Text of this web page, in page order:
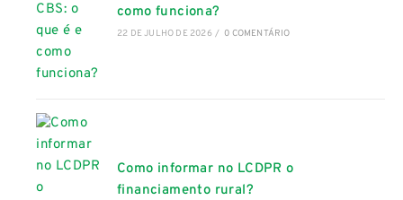
como funciona?
22 DE JULHO DE 2026 / 0 COMENTÁRIO
Como informar no LCDPR o
financiamento rural?